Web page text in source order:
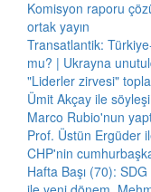
Komisyon raporu
ortak yayın
Transatlantik:
mu? | Ukrayna
"Liderler zirvesi"
Ümit Akçay ile
Marco Rubio'nun
Prof. Üstün Ergüder
CHP'nin
Hafta Başı (70): SDG